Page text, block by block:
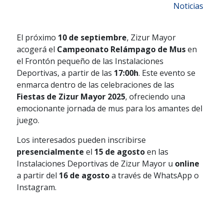
Noticias
El próximo 10 de septiembre, Zizur Mayor
acogerá el Campeonato Relámpago de Musen
el Frontón pequeño de las Instalaciones
Deportivas, a partir de las 17:00h. Este evento se
enmarca dentro de las celebraciones de las
Fiestas de Zizur Mayor 2025, ofreciendo una
emocionante jornada de mus para los amantes del
juego.
Los interesados pueden inscribirse
presencialmente el 15 de agostoen las
Instalaciones Deportivas de Zizur Mayor u online
a partir del 16 de agostoa través de WhatsApp o
Instagram.